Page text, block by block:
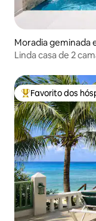
Moradia geminada
Linda casa de 2
Favoritos dos
Favorito dos